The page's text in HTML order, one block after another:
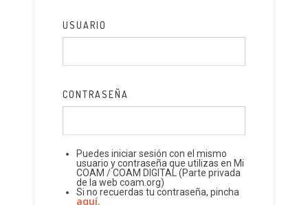
USUARIO
CONTRASEÑA
Puedes iniciar sesión con el mismo
usuario y contraseña que utilizas en Mi
COAM / COAM DIGITAL (Parte privada
de la web coam.org)
Si no recuerdas tu contraseña, pincha
aquí.